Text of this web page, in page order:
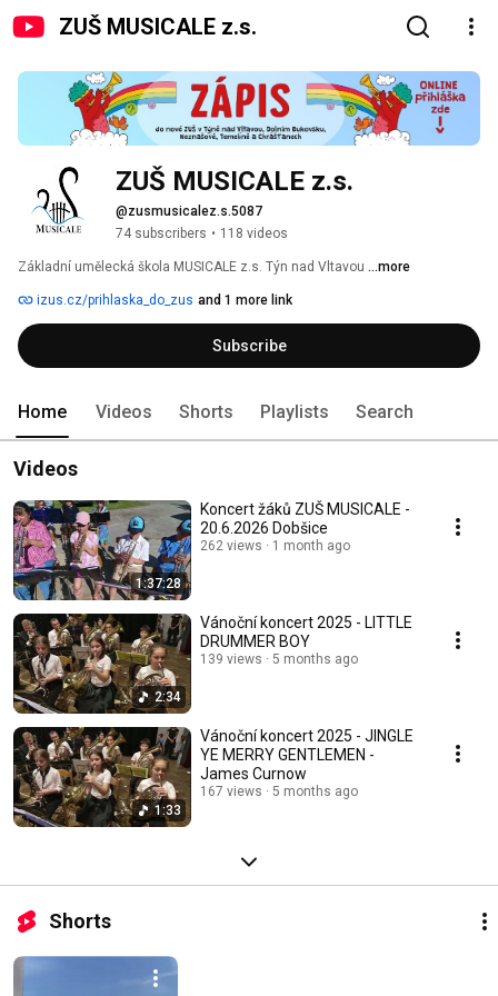
ZUŠ MUSICALE z.s.
ZUŠ MUSICALE z.s.
@zusmusicalez.s.5087
74 subscribers • 118 videos
Základní umělecká škola MUSICALE z.s. Týn nad Vltavou ...more
izus.cz/prihlaska_do_zus and 1 more link
Subscribe
Home Videos Shorts Playlists Search
Videos
1:37:28
Koncert žáků ZUŠ MUSICALE -
20.6.2026 Dobšice
262 views 1 month ago
2:34
Vánoční koncert 2025 - LITTLE
DRUMMER BOY
139 views 5 months ago
1:33
Vánoční koncert 2025 - JINGLE
YE MERRY GENTLEMEN -
James Curnow
167 views 5 months ago
Shorts